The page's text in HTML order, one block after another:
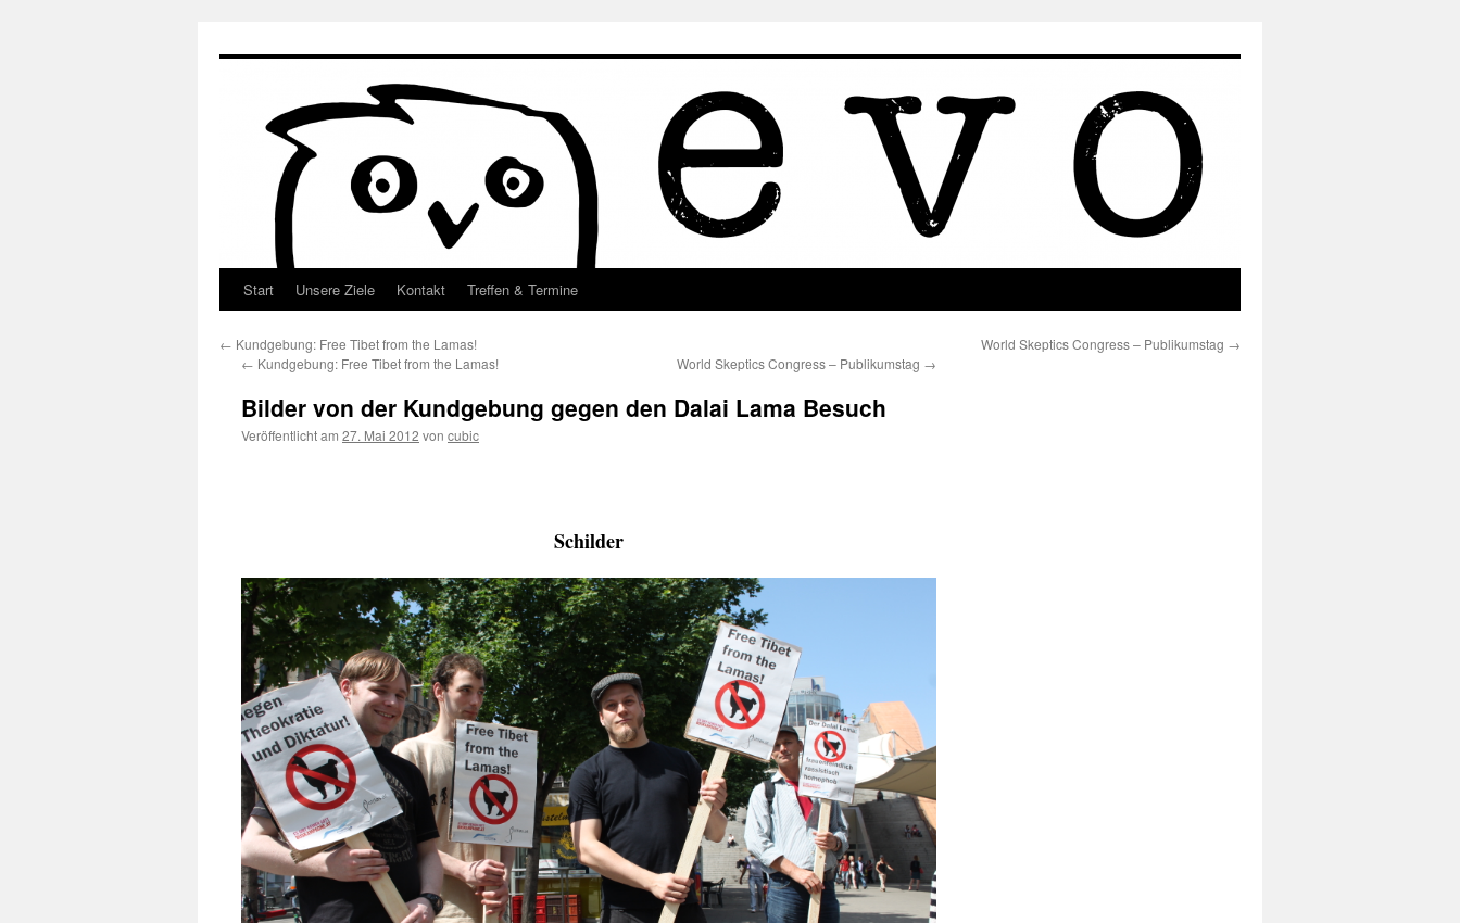
Start Unsere Ziele Kontakt Treffen & Termine
← Kundgebung: Free Tibet from the Lamas! World Skeptics Congress – Publikumstag →
Bilder von der Kundgebung gegen den Dalai Lama Besuch
Veröffentlicht am 27. Mai 2012 von cubic
Schilder
← Kundgebung: Free Tibet from the Lamas! World Skeptics Congress – Publikumstag →